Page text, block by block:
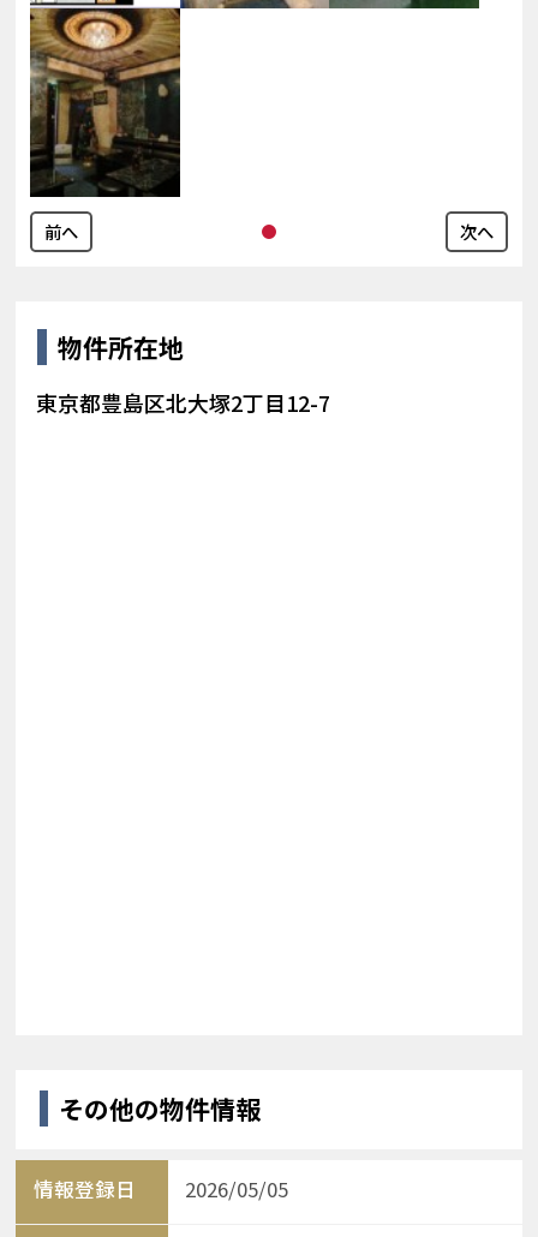
前へ 次へ
物件所在地
東京都豊島区北大塚2丁目12-7
その他の物件情報
情報登録日 2026/05/05